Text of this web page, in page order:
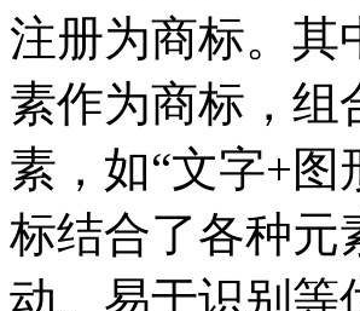
注册为商标。其
素作为商标，组
素，如“文字+图
标结合了各种元
动、易于识别等